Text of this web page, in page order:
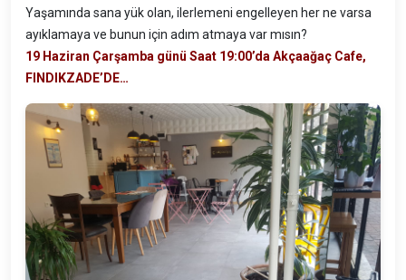
Yaşamında sana yük olan, ilerlemeni engelleyen her ne varsa
ayıklamaya ve bunun için adım atmaya var mısın?
19 Haziran Çarşamba günü Saat 19:00’da Akçaağaç Cafe,
FINDIKZADE’DE…